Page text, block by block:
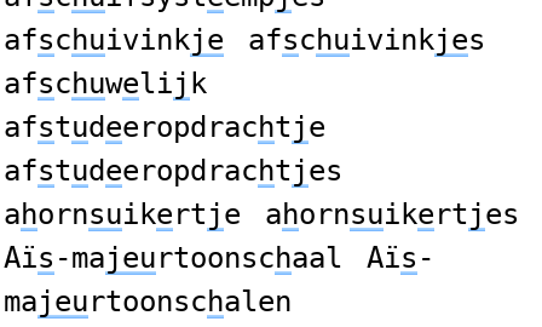
afschuivinkje afschuivinkjes
afschuwelij k
afstudeeropdrachtje
afstudeeropdrachtjes
ahornsuikertje ahornsuikertjes
Aïs -majeurtoonschaal Aïs -
majeurtoonschalen